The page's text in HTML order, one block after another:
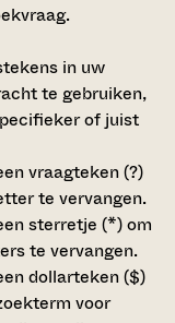
in uw
te gebruiken,
of juist
vraagteken (?)
te vervangen.
sterretje (*)om
te vervangen.
dollarteken ($)
voor